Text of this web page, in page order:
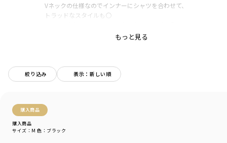
絞り込み 表示：新しい順
購入商品
購入商品
サイズ：M 色：ブラック
Vネックの仕様なのでインナーにシャツを合わせて、
トラッドなスタイルも〇
みんなで「おそろい」を楽しもう！
シーズン
もっと見る